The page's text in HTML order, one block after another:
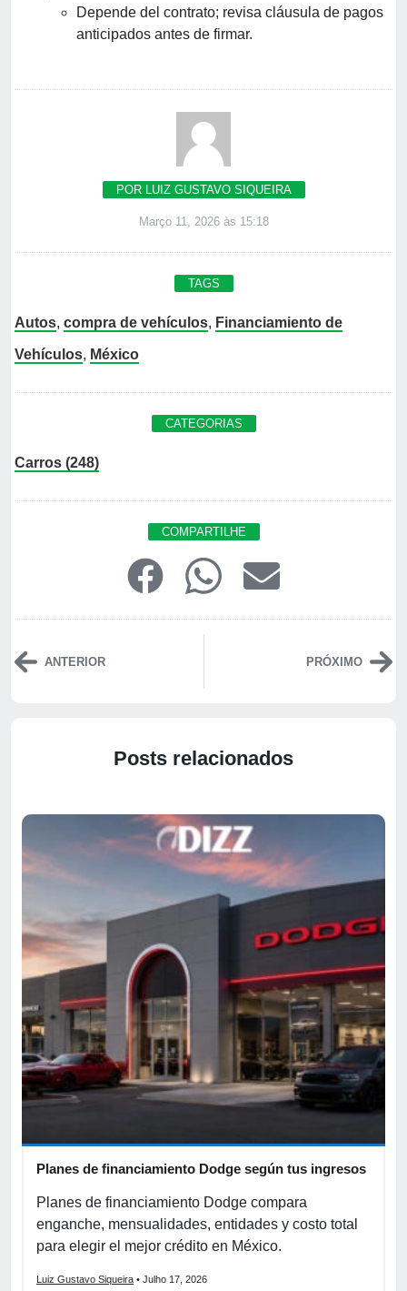
Depende del contrato; revisa cláusula de pagos
anticipados antes de firmar.
POR LUIZ GUSTAVO SIQUEIRA
Março 11, 2026 às 15:18
TAGS
Autos, compra de vehículos, Financiamiento de
Vehículos, México
CATEGORIAS
Carros (248)
COMPARTILHE
ANTERIOR PRÓXIMO
Posts relacionados
Planes de financiamiento Dodge según tus ingresos
Planes de financiamiento Dodge compara
enganche, mensualidades, entidades y costo total
para elegir el mejor crédito en México.
Luiz Gustavo Siqueira • Julho 17, 2026